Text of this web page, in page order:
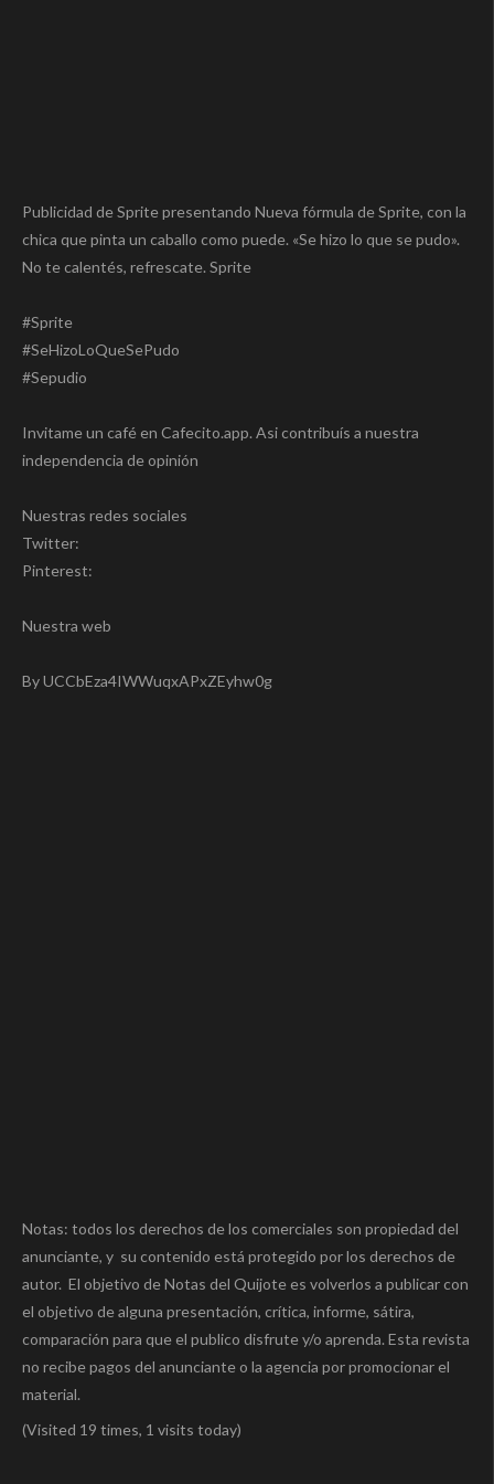
Publicidad de Sprite presentando Nueva fórmula de Sprite, con la
chica que pinta un caballo como puede. «Se hizo lo que se pudo».
No te calentés, refrescate. Sprite
#Sprite
#SeHizoLoQueSePudo
#Sepudio
Invitame un café en Cafecito.app. Asi contribuís a nuestra
independencia de opinión
Nuestras redes sociales
Twitter:
Pinterest:
Nuestra web
By UCCbEza4IWWuqxAPxZEyhw0g
Notas: todos los derechos de los comerciales son propiedad del
anunciante, y su contenido está protegido por los derechos de
autor. El objetivo de Notas del Quijote es volverlos a publicar con
el objetivo de alguna presentación, crítica, informe, sátira,
comparación para que el publico disfrute y/o aprenda. Esta revista
no recibe pagos del anunciante o la agencia por promocionar el
material.
(Visited 19 times, 1 visits today)